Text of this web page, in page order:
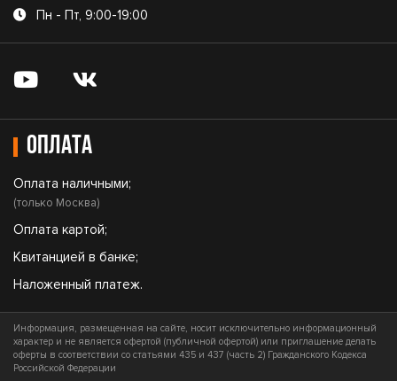
Пн - Пт, 9:00-19:00
Оплата
Оплата наличными;
(только Москва)
Оплата картой;
Квитанцией в банке;
Наложенный платеж.
Информация, размещенная на сайте, носит исключительно информационный
характер и не является офертой (публичной офертой) или приглашение делать
оферты в соответствии со статьями 435 и 437 (часть 2) Гражданского Кодекса
Российской Федерации